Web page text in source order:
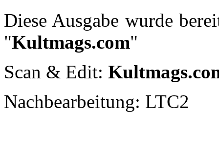
Diese Ausgabe wurde
"Kultmags.com"
Scan & Edit:
Nachbearbeitung: LTC2